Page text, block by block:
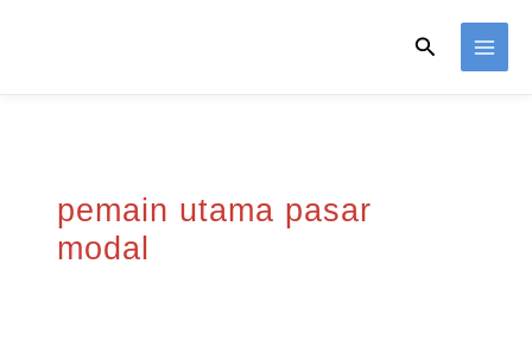
Search
pemain utama pasar
modal